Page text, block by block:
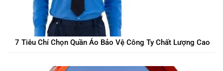
7 Tiêu Chí Chọn Quần Áo Bảo Vệ Công Ty Chất Lượng Cao